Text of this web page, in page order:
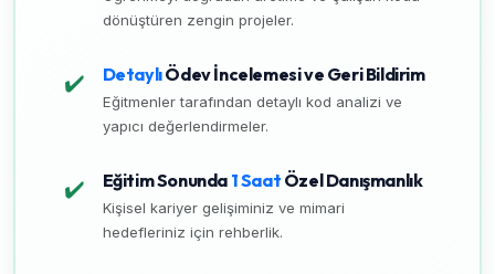
dönüştüren zengin projeler.
✔️ DetaylıÖdev İncelemesi ve Geri Bildirim
Eğitmenler tarafından detaylı kod analizi ve
yapıcı değerlendirmeler.
✔️ Eğitim Sonunda 1 Saat Özel Danışmanlık
Kişisel kariyer gelişiminiz ve mimari
hedefleriniz için rehberlik.